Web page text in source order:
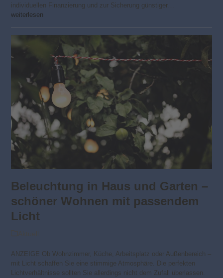
individuellen Finanzierung und zur Sicherung günstiger…
weiterlesen
Beleuchtung in Haus und Garten –
schöner Wohnen mit passendem
Licht
ANZEIGE Ob Wohnzimmer, Küche, Arbeitsplatz oder Außenbereich –
mit Licht schaffen Sie eine stimmige Atmosphäre. Die perfekten
Lichtverhältnisse sollten Sie allerdings nicht dem Zufall überlassen.